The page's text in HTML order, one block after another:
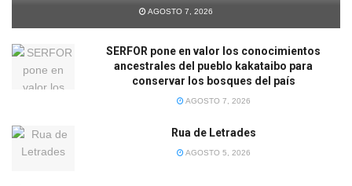
AGOSTO 7, 2026
SERFOR pone en valor los conocimientos
ancestrales del pueblo kakataibo para
conservar los bosques del país
AGOSTO 7, 2026
Rua de Letrades
AGOSTO 5, 2026